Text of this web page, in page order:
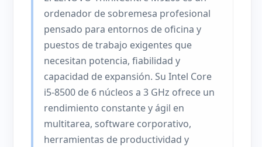
ordenador de sobremesa profesional
pensado para entornos de oficina y
puestos de trabajo exigentes que
necesitan potencia, fiabilidad y
capacidad de expansión. Su Intel Core
i5-8500 de 6 núcleos a 3 GHz ofrece un
rendimiento constante y ágil en
multitarea, software corporativo,
herramientas de productividad y